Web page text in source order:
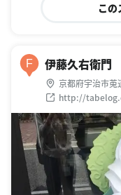
こ
F 伊藤久右衛門
京都府宇治市莵
http://